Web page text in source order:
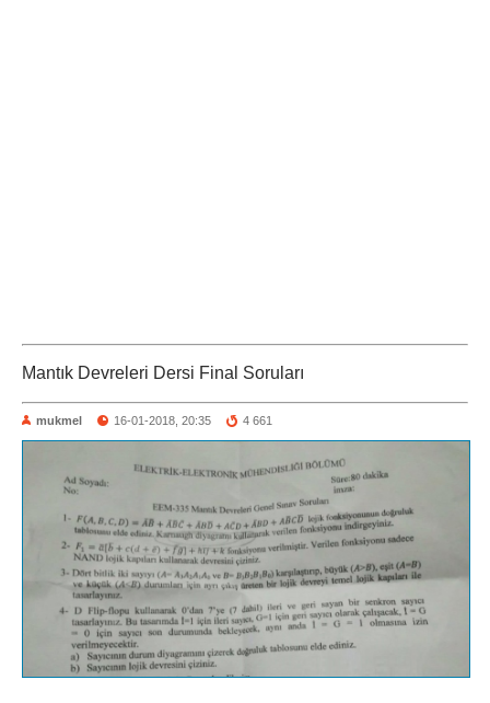
Mantık Devreleri Dersi Final Soruları
mukmel 16-01-2018, 20:35 4 661